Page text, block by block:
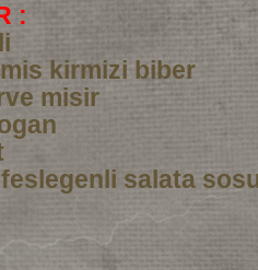
:
kirmizi biber
misir
salata